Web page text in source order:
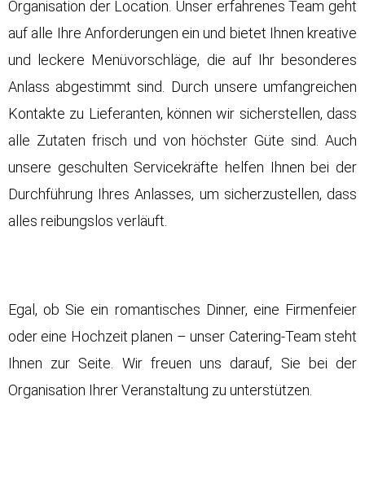
Organisation der Location. Unser erfahrenes Team geht
auf alle Ihre Anforderungen ein und bietet Ihnen kreative
und leckere Menüvorschläge, die auf Ihr besonderes
Anlass abgestimmt sind. Durch unsere umfangreichen
Kontakte zu Lieferanten, können wir sicherstellen, dass
alle Zutaten frisch und von höchster Güte sind. Auch
unsere geschulten Servicekräfte helfen Ihnen bei der
Durchführung Ihres Anlasses, um sicherzustellen, dass
alles reibungslos verläuft.
Egal, ob Sie ein romantisches Dinner, eine Firmenfeier
oder eine Hochzeit planen – unser Catering-Team steht
Ihnen zur Seite. Wir freuen uns darauf, Sie bei der
Organisation Ihrer Veranstaltung zu unterstützen.